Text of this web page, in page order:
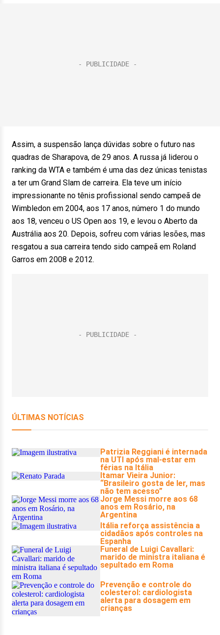
Assim, a suspensão lança dúvidas sobre o futuro nas
quadras de Sharapova, de 29 anos. A russa já liderou o
ranking da WTA e também é uma das dez únicas tenistas
a ter um Grand Slam de carreira. Ela teve um início
impressionante no tênis profissional sendo campeã de
Wimbledon em 2004, aos 17 anos, número 1 do mundo
aos 18, venceu o US Open aos 19, e levou o Aberto da
Austrália aos 20. Depois, sofreu com várias lesões, mas
resgatou a sua carreira tendo sido campeã em Roland
Garros em 2008 e 2012.